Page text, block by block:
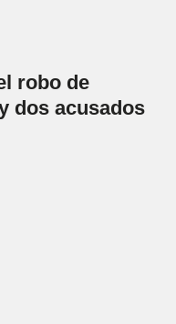
robo de
dos acusados